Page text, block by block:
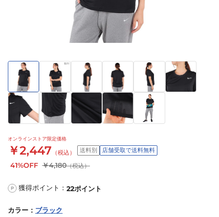
オンラインストア限定価格
￥2,447 （税込） 送料別 店舗受取で送料無料
41%OFF ￥4,180（税込）
P 獲得ポイント： 22ポイント
カラー ： ブラック